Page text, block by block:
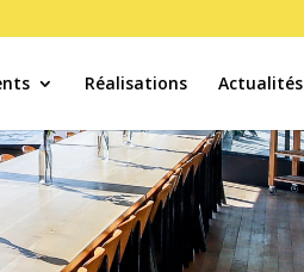
Réalisations Actualités